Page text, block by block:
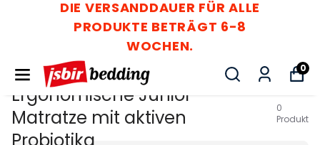
DIE VERSANDDAUER FÜR ALLE
PRODUKTE BETRÄGT 6-8
WOCHEN.
0
Ergonomische Junior-
Matratze mit aktiven
0
Produkt